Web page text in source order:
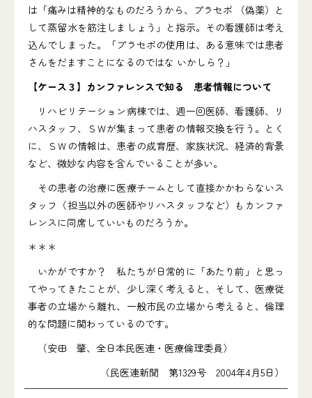
は「痛みは精神的なものだろうから、プラセボ （偽薬）と
して蒸留水を筋注しましょう」と指示。その看護師は考え
込んでしまった。「プラセボの使用は、ある意味では患者
さんをだますことになるのではな いかしら？」
【ケース３】カンファレンスで知る 患者情報について
リハビリテーション病棟では、週一回医師、看護師、リ
ハスタッフ、ＳＷが集まって患者の情報交換を行う。とく
に、ＳＷの情報は、患者の成育歴、家族状況、経済的背景
など、微妙な内容を含んでいることが多い。
その患者の治療に医療チームとして直接かかわらないス
タッフ（担当以外の医師やリハスタッフなど）もカンファ
レンスに同席していいものだろうか。
＊＊＊
いかがですか？ 私たちが日常的に「あたり前」と思っ
てやってきたことが、少し深く考えると、そして、医療従
事者の立場から離れ、一般市民の立場から考えると、倫理
的な問題に関わっているのです。
（安田 肇、全日本民医連・医療倫理委員）
（民医連新聞 第1329号 2004年4月5日）